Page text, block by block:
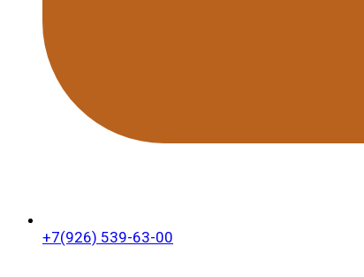
+7(926) 539-63-00